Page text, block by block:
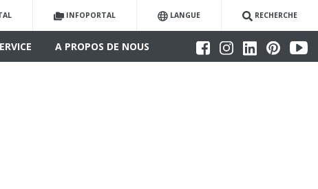
INFOPORTAL LANGUE RECHERCHE
A PROPOS DE NOUS